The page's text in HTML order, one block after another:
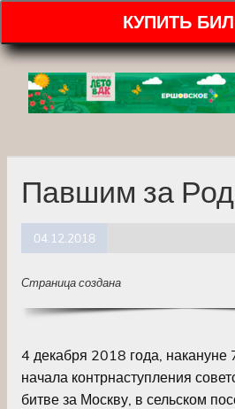
КУПИТЬ
Павшим за
04.12.2018
Страница создана
4 декабря 2018 года,
начала контрнаступления
битве за Москву, в сельском